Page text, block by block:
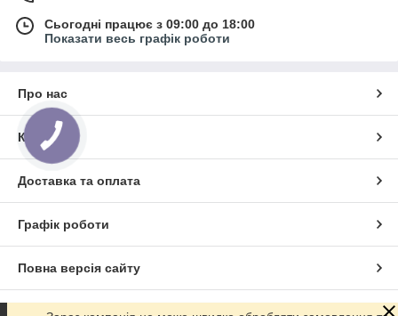
Сьогодні працює з 09:00 до 18:00
Показати весь графік роботи
Про нас
Контакти
Доставка та оплата
Графік роботи
Повна версія сайту
Сайт створено на маркетплейсі Prom.ua